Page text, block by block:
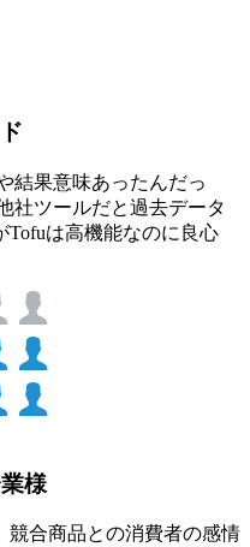
結果意味あったんだっ
社ツールだと過去データ
Tofuは高機能なのに良心
様
競合商品との消費者の感情